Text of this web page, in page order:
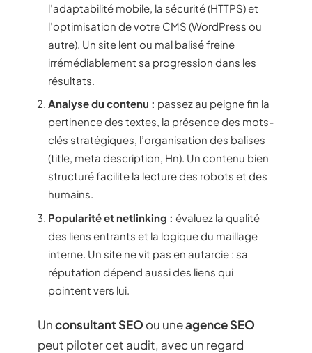
l’adaptabilité mobile, la sécurité (HTTPS) et
l’optimisation de votre CMS (WordPress ou
autre). Un site lent ou mal balisé freine
irrémédiablement sa progression dans les
résultats.
Analyse du contenu : passez au peigne fin la
pertinence des textes, la présence des mots-
clés stratégiques, l’organisation des balises
(title, meta description, Hn). Un contenu bien
structuré facilite la lecture des robots et des
humains.
Popularité et netlinking : évaluez la qualité
des liens entrants et la logique du maillage
interne. Un site ne vit pas en autarcie : sa
réputation dépend aussi des liens qui
pointent vers lui.
Unconsultant SEO ou uneagence SEO
peut piloter cet audit, avec un regard